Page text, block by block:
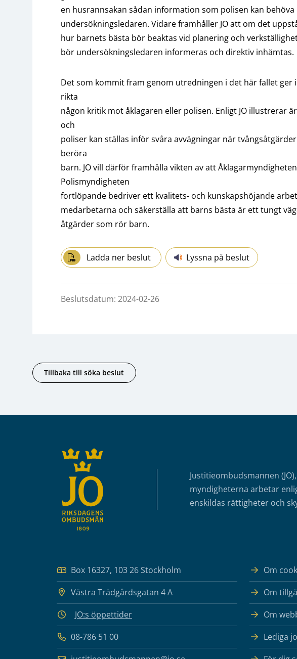
en husrannsakan sådan information som polisen kan behöva
undersökningsledaren. Vidare framhåller JO att om det
hur barnets bästa bör beaktas vid planering och
bör undersökningsledaren informeras och direktiv inhämtas.
Det som kommit fram genom utredningen i det här fallet ger
rikta
någon kritik mot åklagaren eller polisen. Enligt JO illustrerar
och
poliser kan ställas inför svåra avvägningar när
beröra
barn. JO vill därför framhålla vikten av att
Polismyndigheten
fortlöpande bedriver ett kvalitets- och kunskapshöjande
medarbetarna och säkerställa att barns bästa är ett tungt
åtgärder som rör barn.
Ladda ner beslut Lyssna på beslut
Beslutsdatum: 2024-02-26
Tillbaka till söka beslut
Justitieombudsmannen
myndigheterna arbetar
enskildas rättigheter och
Box 16327, 103 26 Stockholm
Västra Trädgårdsgatan 4 A
JO:s öppettider
08-786 51 00
Om
Om
Om
Lediga